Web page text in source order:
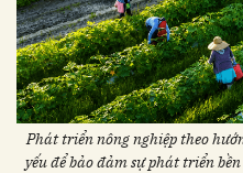
Phát triển nông nghiệp theo
yếu để bảo đảm sự phát triển